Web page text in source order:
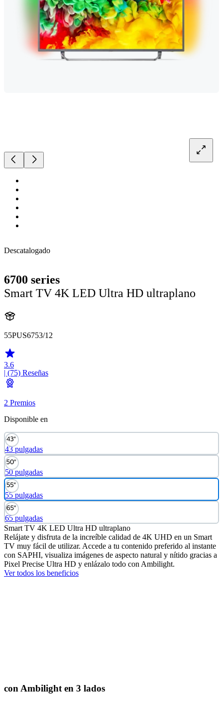
Descatalogado
6700 series
Smart TV 4K LED Ultra HD ultraplano
55PUS6753/12
3.6
| (75) Reseñas
2 Premios
Disponible en
43 pulgadas
50 pulgadas
55 pulgadas
65 pulgadas
Smart TV 4K LED Ultra HD ultraplano
Relájate y disfruta de la increíble calidad de 4K UHD en un Smart
TV muy fácil de utilizar. Accede a tu contenido preferido al instante
con SAPHI, visualiza imágenes de aspecto natural y nítido gracias a
Pixel Precise Ultra HD y enlázalo todo con Ambilight.
Ver todos los beneficios
con Ambilight en 3 lados